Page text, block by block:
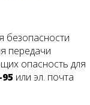
безопасности
передачи
опасность для
или эл. почта